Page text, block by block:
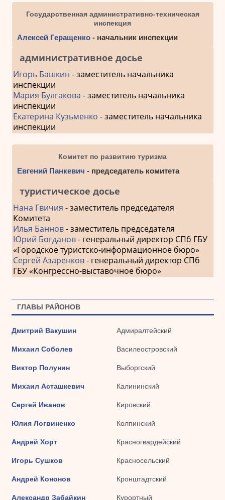
Государственная административно-техническая
инспекция
Алексей Геращенко- начальник инспекции
административное досье
Игорь Башкин - заместитель начальника
инспекции
Мария Булгакова - заместитель начальника
инспекции
Екатерина Кузьменко - заместитель начальника
инспекции
Комитет по развитию туризма
Евгений Панкевич - председатель комитета
туристическое досье
Нана Гвичия - заместитель председателя
Комитета
Илья Баннов- заместитель председателя
Юрий Богданов- генеральный директор СПб ГБУ
«Городское туристско-информационное бюро»
Сергей Азаренков- генеральный директор СПб
ГБУ «Конгрессно-выставочное бюро»
ГЛАВЫ РАЙОНОВ
Дмитрий Вакушин Адмиралтейский
Михаил Соболев Василеостровский
Виктор Полунин Выборгский
Михаил Асташкевич Калининский
Сергей Иванов Кировский
Юлия Логвиненко Колпинский
Андрей Хорт Красногвардейский
Игорь Сушков Красносельский
Андрей Кононов Кронштадтский
Александр Забайкин Курортный